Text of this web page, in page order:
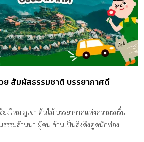
ย สัมผัสธรรมชาติ บรรยากาศดี
งใหม่ ภูเขา ต้นไม้ บรรยากาศแห่งความร่มรื่น
ธรรมล้านนา ผู้คน ล้วนเป็นสิ่งดึงดูดนักท่อง